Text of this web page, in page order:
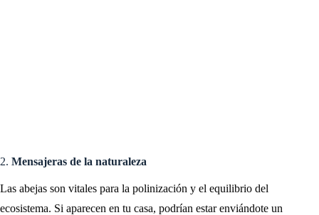
2. Mensajeras de la naturaleza
Las abejas son vitales para la polinización y el equilibrio del
ecosistema. Si aparecen en tu casa, podrían estar enviándote un